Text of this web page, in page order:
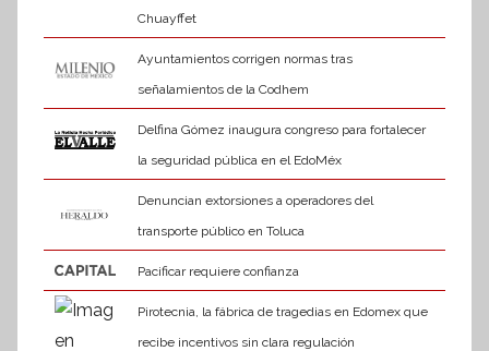
Chuayffet
Ayuntamientos corrigen normas tras
señalamientos de la Codhem
Delfina Gómez inaugura congreso para fortalecer
la seguridad pública en el EdoMéx
Denuncian extorsiones a operadores del
transporte público en Toluca
Pacificar requiere confianza
Pirotecnia, la fábrica de tragedias en Edomex que
recibe incentivos sin clara regulación